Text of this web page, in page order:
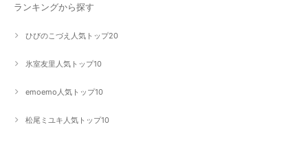
ランキングから探す
ひびのこづえ人気トップ20
氷室友里人気トップ10
emoemo人気トップ10
松尾ミユキ人気トップ10